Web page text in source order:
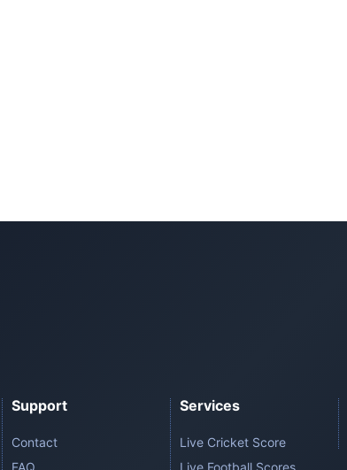
Support
Contact
FAQ
Services
Live Cricket Score
Live Football Scores